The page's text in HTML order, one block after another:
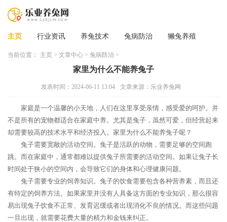
主页 行业资讯 养兔技术 兔病防治 獭兔养殖
当前位置： 主页 > 文章中心 > 兔病防治 >
家里为什么不能养兔子
发表时间：2024-06-11 13:04 文章来源：乐业养兔网
家庭是一个温馨的小天地，人们在这里享受亲情，感受爱的呵护。并
不是所有的宠物都适合在家庭中养。尤其是兔子，虽然可爱，但经营起来
却需要较高的技术水平和经济投入。家里为什么不能养兔子呢？
兔子需要宽敞的活动空间。兔子是活跃的动物，需要足够的空间跑
跳。而在家庭中，通常都难以提供兔子所需要的活动空间。如果让兔子长
时间处于狭小的空间内，会导致它们的身体和心理健康问题。
兔子需要专业的饲养知识。兔子的饮食需要包含各种营养素，而且还
有特定的饲养方法。如果家里并没有人具备这方面的专业知识，那么很容
易出现兔子饮食不正常、发育迟缓或者出现消化不良的情况。而这些问题
一旦出现，就需要花费大量的精力和金钱来纠正。